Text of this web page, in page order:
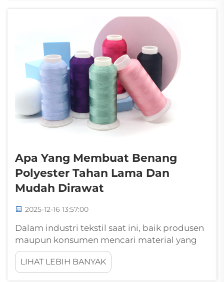
muncul sebagai dominan...
Apa Yang Membuat Benang
Polyester Tahan Lama Dan
Mudah Dirawat
2025-12-16 13:57:00
Dalam industri tekstil saat ini, baik produsen
maupun konsumen mencari material yang
menggabungkan ketahanan luar biasa
dengan kebutuhan perawatan minimal.
Benang polyester telah muncul sebagai
LIHAT LEBIH BANYAK